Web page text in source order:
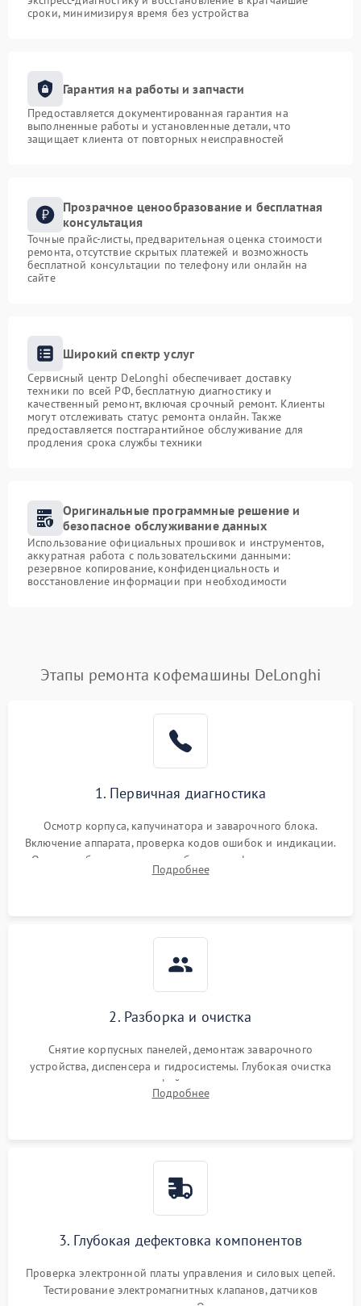
сроки, минимизируя время без устройства
Гарантия на работы и запчасти
Предоставляется документированная гарантия на
выполненные работы и установленные детали, что
защищает клиента от повторных неисправностей
Прозрачное ценообразование и бесплатная
консультация
Точные прайс-листы, предварительная оценка стоимости
ремонта, отсутствие скрытых платежей и возможность
бесплатной консультации по телефону или онлайн на
сайте
Широкий спектр услуг
Сервисный центр DeLonghi обеспечивает доставку
техники по всей РФ, бесплатную диагностику и
качественный ремонт, включая срочный ремонт. Клиенты
могут отслеживать статус ремонта онлайн. Также
предоставляется постгарантийное обслуживание для
продления срока службы техники
Оригинальные программные решение и
безопасное обслуживание данных
Использование официальных прошивок и инструментов,
аккуратная работа с пользовательскими данными:
резервное копирование, конфиденциальность и
восстановление информации при необходимости
Этапы ремонта кофемашины DeLonghi
1. Первичная диагностика
Осмотр корпуса, капучинатора и заварочного блока.
Включение аппарата, проверка кодов ошибок и индикации.
Оценка работы помпы, термоблока и кофемолки на слух.
Измерение температуры и давления воды для выявления
Подробнее
2. Разборка и очистка
Снятие корпусных панелей, демонтаж заварочного
устройства, диспенсера и гидросистемы. Глубокая очистка
внутренних узлов от кофейных масел, жмыха и накипи.
Промывка дренажных каналов и фильтров с использованием
Подробнее
3. Глубокая дефектовка компонентов
Проверка электронной платы управления и силовых цепей.
Тестирование электромагнитных клапанов, датчиков